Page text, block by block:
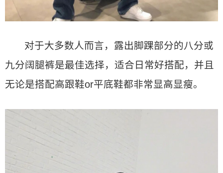
对于大多数人而言，露出脚踝部分的八分或
九分阔腿裤是最佳选择，适合日常好搭配，并且
无论是搭配高跟鞋or平底鞋都非常显高显瘦。